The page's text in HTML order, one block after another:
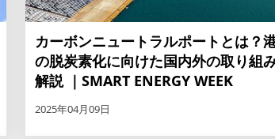
カーボンニュートラルポートとは？
の脱炭素化に向けた国内外の取り組
解説 ｜SMART ENERGY WEEK
2025年04月09日